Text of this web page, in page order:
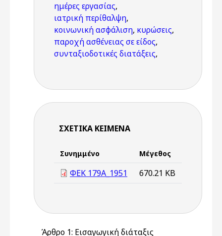
ημέρες εργασίας,
ιατρική περίθαλψη,
κοινωνική ασφάλιση, κυρώσεις,
παροχή ασθένειας σε είδος,
συνταξιοδοτικές διατάξεις,
ΣΧΕΤΙΚΆ ΚΕΊΜΕΝΑ
Συνημμένο Μέγεθος
ΦΕΚ 179Α_1951 670.21 KB
Άρθρο 1: Εισαγωγική διάταξις